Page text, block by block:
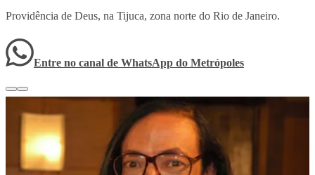
Providência de Deus, na Tijuca, zona norte do Rio de Janeiro.
Entre no canal de WhatsApp do Metrópoles